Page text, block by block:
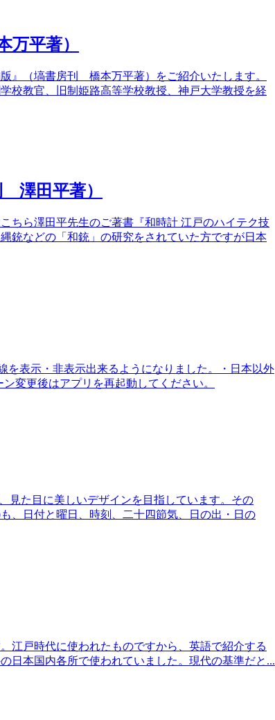
平著）
』（塙書房刊 橋本万平著）をご紹介いたします。
校教官、旧制姫路高等学校教授、神戸大学教授を経
澤田平著）
ちら澤田平先生のご著書『和時計 江戸のハイテク技
銃などの「和銃」の研究をされていた方ですが日本
を表示・非表示出来るようになりました。・日本以外
変更後はアプリを再起動してください。
見た目に美しいデザインを目指しています。その
、日付と曜日、時刻、二十四節気、日の出・日の
江戸時代に使われたものですから、英語で紹介する
日本国内各所で使われていました。現代の基準だと...